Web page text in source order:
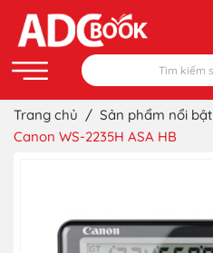
Trang chủ / Sản phẩm nổi bật
Canon WS-2235H ASA HB